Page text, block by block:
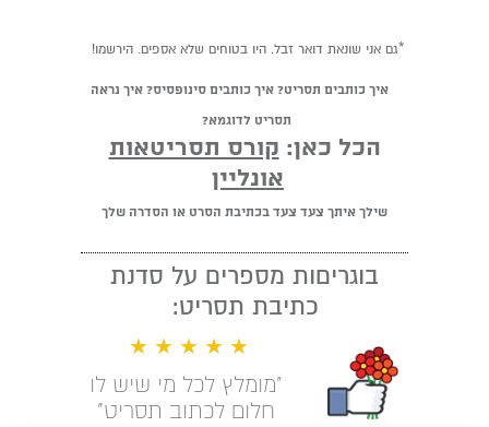
*גם אני שונאת דואר זבל. היו בטוחים שלא אספים. הירשמו!
איך כותבים תסריט? איך כותבים סינופסיס? איך נראה
תסריט לדוגמא?
הכל כאן: קורס תסריטאות
אונליין
שילך איתך צעד צעד בכתיבת הסרט או הסדרה שלך
בוגריםות מספרים על סדנת
כתיבת תסריט:
★ ★ ★ ★ ★
"מומלץ לכל מי שיש לו
חלום לכתוב תסריט"